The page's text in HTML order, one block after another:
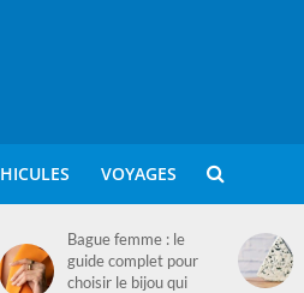
VOYAGES
Bague femme : le
guide complet pour
choisir le bijou qui